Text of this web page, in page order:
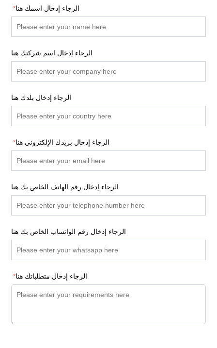
الرجاء إدخال اسمك هنا*
الرجاء إدخال اسم شركتك هنا
الرجاء إدخال بلدك هنا
الرجاء إدخال بريدك الإلكتروني هنا*
الرجاء إدخال رقم الهاتف الخاص بك هنا
الرجاء إدخال رقم الواتساب الخاص بك هنا
الرجاء إدخال متطلباتك هنا*